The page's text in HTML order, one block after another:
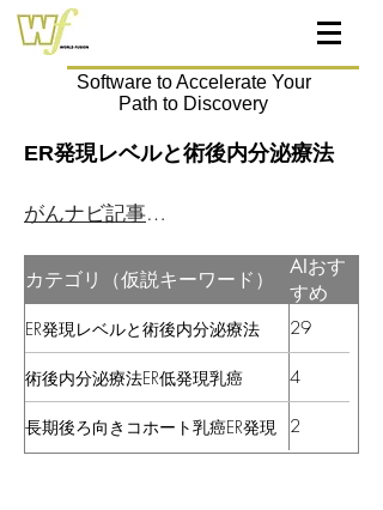
Software to Accelerate Your
Path to Discovery
ER発現レベルと術後内分泌療法
がんナビ記事はこちら
カテゴリ（仮説キーワード）
AIおす
すめ
ER発現レベルと術後内分泌療法 29
術後内分泌療法ER低発現乳癌 4
長期後ろ向きコホート乳癌ER発現 2